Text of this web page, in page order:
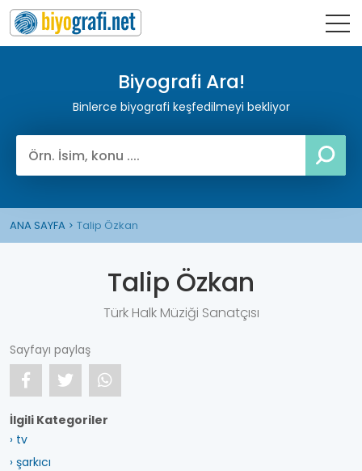
Biyografi Ara!
Binlerce biyografi keşfedilmeyi bekliyor
ANA SAYFA Talip Özkan
Talip Özkan
Türk Halk Müziği Sanatçısı
Sayfayı paylaş
İlgili Kategoriler
› tv
› şarkıcı